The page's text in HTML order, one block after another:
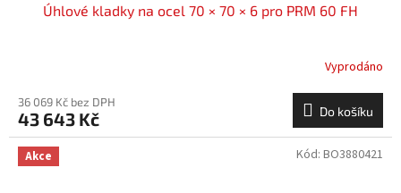
Úhlové kladky na ocel 70 × 70 × 6 pro PRM 60 FH
Vyprodáno
36 069 Kč bez DPH
43 643 Kč Do košíku
Akce Kód: BO3880421